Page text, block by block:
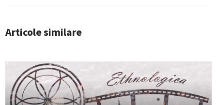
Articole similare